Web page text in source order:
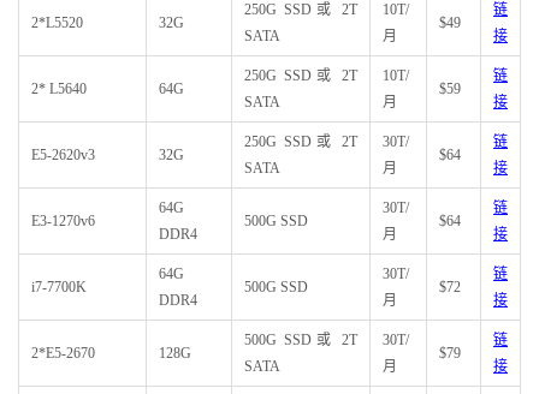
2*L5520 32G
250G SSD或 2T
SATA
10T/
月
$49
链
接
2* L5640 64G
250G SSD或 2T
SATA
10T/
月
$59
链
接
E5-2620v3 32G
250G SSD或 2T
SATA
30T/
月
$64
链
接
E3-1270v6
64G
DDR4
500G SSD
30T/
月
$64
链
接
i7-7700K
64G
DDR4
500G SSD
30T/
月
$72
链
接
2*E5-2670 128G
500G SSD或 2T
SATA
30T/
月
$79
链
接